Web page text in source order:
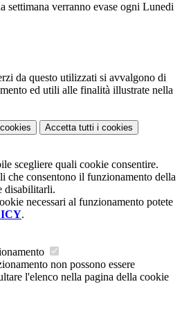
settimana verranno evase ogni Lunedi
da questo utilizzati si avvalgono di
ed utili alle finalità illustrate nella
Accetta tutti i cookies
scegliere quali cookie consentire.
che consentono il funzionamento della
disabilitarli.
necessari al funzionamento potete
.
non possono essere
l'elenco nella pagina della cookie